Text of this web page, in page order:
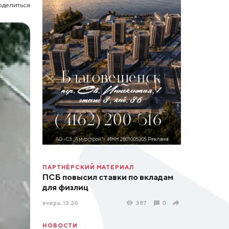
ПАРТНЁРСКИЙ МАТЕРИАЛ
ПСБ повысил ставки по вкладам
для физлиц
вчера, 13:26 387 0
НОВОСТИ